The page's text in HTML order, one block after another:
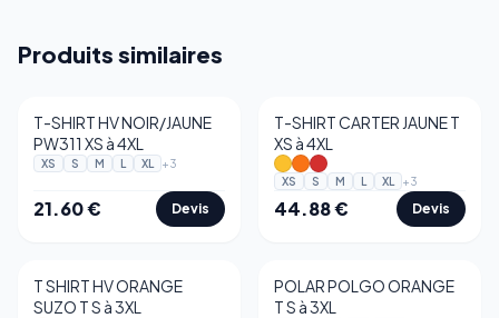
Produits similaires
T-SHIRT HV NOIR/JAUNE
PW311 XS à 4XL
XS S M L XL +3
21.60€ Devis
T-SHIRT CARTER JAUNE T
XS à 4XL
XS S M L XL +3
44.88€ Devis
T SHIRT HV ORANGE
SUZO T S à 3XL
POLAR POLGO ORANGE
T S à 3XL